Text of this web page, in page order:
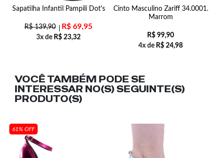
Sapatilha Infantil Pampili Dot's
R$139,90 R$ 69,95
3x de R$ 23,32
Cinto Masculino Zariff 34.0001.
Marrom
R$ 99,90
4x de R$ 24,98
VOCÊ TAMBÉM PODE SE
INTERESSAR NO(S) SEGUINTE(S)
PRODUTO(S)
61% OFF